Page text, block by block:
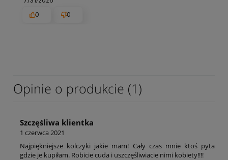
0
0
Opinie o produkcie (1)
Szczęśliwa klientka
1 czerwca 2021
Najpiękniejsze kolczyki jakie mam! Cały czas mnie ktoś pyta
gdzie je kupiłam. Robicie cuda i uszczęśliwiacie nimi kobiety!!!!